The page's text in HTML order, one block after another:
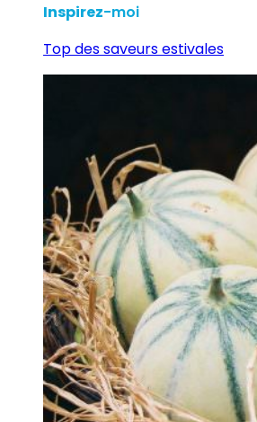
Inspirez-moi
Top des saveurs estivales